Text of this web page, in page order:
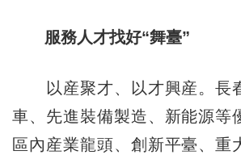
服務人才找好“舞臺”
以産聚才、以才興産。長
車、先進裝備製造、新能源等
區內産業龍頭、創新平臺、重